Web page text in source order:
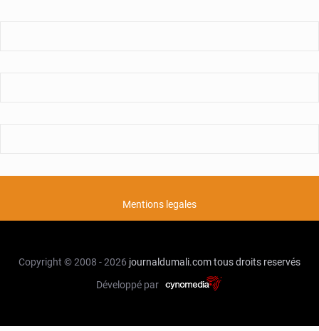
Mentions legales
Copyright © 2008 - 2026 journaldumali.comtous droits reservés
Développé par